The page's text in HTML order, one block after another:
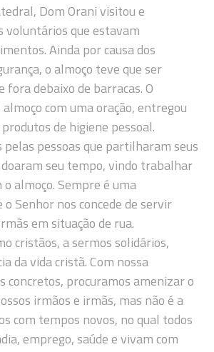
Dom Orani visitou e
voluntários que estavam
Ainda por causa dos
o almoço teve que ser
fora debaixo de barracas. O
com uma oração, entregou
de higiene pessoal.
pelas pessoas que partilharam seus
seu tempo, vindo trabalhar
almoço. Sempre é uma
Senhor nos concede de servir
em situação de rua.
cristãos, a sermos solidários,
da vida cristã. Com nossa
concretos, procuramos amenizar o
irmãos e irmãs, mas não é a
com tempos novos, no qual todos
emprego, saúde e vivam com